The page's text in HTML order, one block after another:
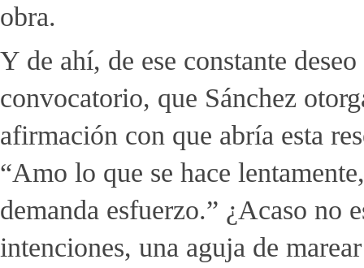
obra.
Y de ahí, de ese constante
convocatorio, que Sánchez
afirmación con que abría esta
“Amo lo que se hace
demanda esfuerzo.” ¿Acaso no
intenciones, una aguja de